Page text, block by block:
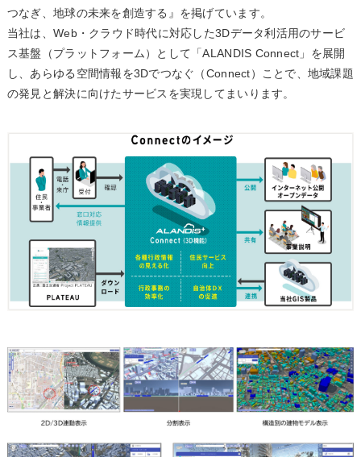
つなぎ、地球の未来を創造する』を掲げています。
当社は、Web・クラウド時代に対応した3Dデータ利活用のサービ
ス基盤（プラットフォーム）として「ALANDIS Connect」を展開
し、あらゆる空間情報を3Dでつなぐ（Connect）ことで、地域課題
の発見と解決に向けたサービスを実現してまいります。